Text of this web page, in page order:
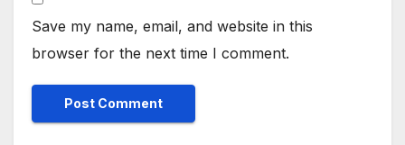
Save my name, email, and website in this
browser for the next time I comment.